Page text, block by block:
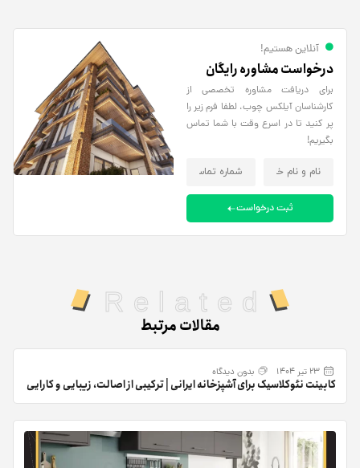
آنلاین هستیم!
درخواست مشاوره رایگان
برای دریافت مشاوره تخصصی از
کارشناسان آیلکس چوب، لطفا فرم زیر را
پر کنید تا در اسرع وقت با شما تماس
بگیریم!
ثبت درخواست
Related
مقالات مرتبط
23 تیر 1404 بدون دیدگاه
کابینت نئوکلاسیک برای آشپزخانه ایرانی | ترکیبی از اصالت، زیبایی و کارایی